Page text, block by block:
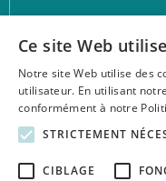
Chaque
© 2026 Taux-Prêt-
Textes et concepts
Taux-Prêt-Personnel.be est
Ce site Web
Notre site Web utilise des
utilisateur. En utilisant
conformément à notre
STRICTEMENT
CIBLAGE